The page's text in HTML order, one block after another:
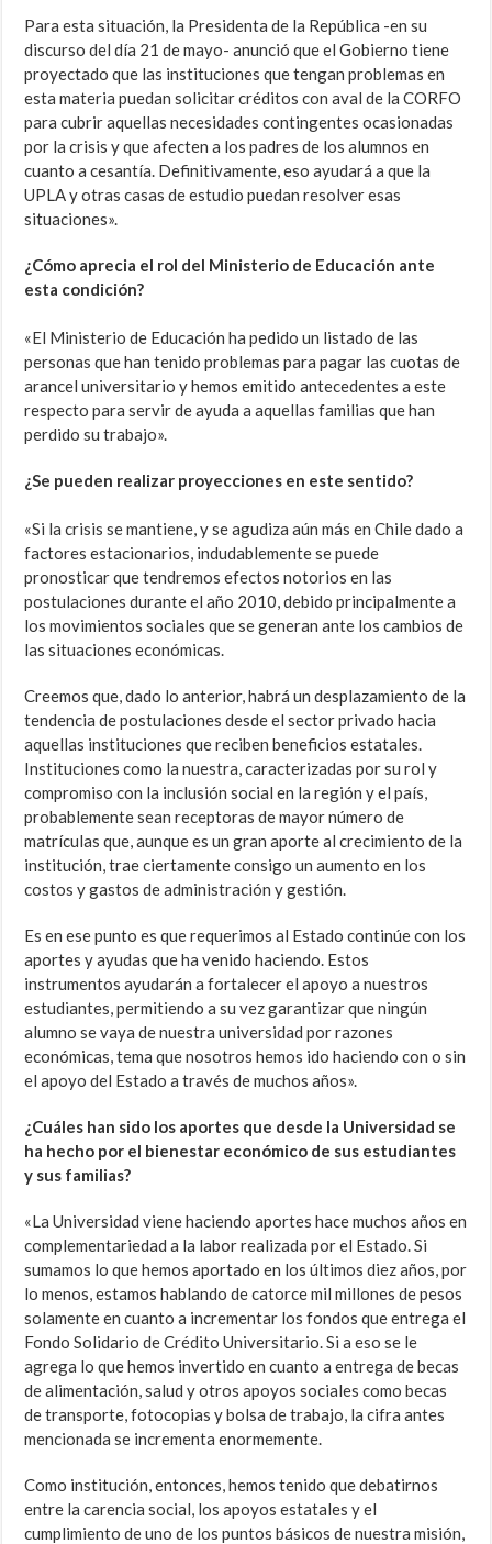
Para esta situación, la Presidenta de la República -en su
discurso del día 21 de mayo- anunció que el Gobierno tiene
proyectado que las instituciones que tengan problemas en
esta materia puedan solicitar créditos con aval de la CORFO
para cubrir aquellas necesidades contingentes ocasionadas
por la crisis y que afecten a los padres de los alumnos en
cuanto a cesantía. Definitivamente, eso ayudará a que la
UPLA y otras casas de estudio puedan resolver esas
situaciones».
¿Cómo aprecia el rol del Ministerio de Educación ante
esta condición?
«El Ministerio de Educación ha pedido un listado de las
personas que han tenido problemas para pagar las cuotas de
arancel universitario y hemos emitido antecedentes a este
respecto para servir de ayuda a aquellas familias que han
perdido su trabajo».
¿Se pueden realizar proyecciones en este sentido?
«Si la crisis se mantiene, y se agudiza aún más en Chile dado a
factores estacionarios, indudablemente se puede
pronosticar que tendremos efectos notorios en las
postulaciones durante el año 2010, debido principalmente a
los movimientos sociales que se generan ante los cambios de
las situaciones económicas.
Creemos que, dado lo anterior, habrá un desplazamiento de la
tendencia de postulaciones desde el sector privado hacia
aquellas instituciones que reciben beneficios estatales.
Instituciones como la nuestra, caracterizadas por su rol y
compromiso con la inclusión social en la región y el país,
probablemente sean receptoras de mayor número de
matrículas que, aunque es un gran aporte al crecimiento de la
institución, trae ciertamente consigo un aumento en los
costos y gastos de administración y gestión.
Es en ese punto es que requerimos al Estado continúe con los
aportes y ayudas que ha venido haciendo. Estos
instrumentos ayudarán a fortalecer el apoyo a nuestros
estudiantes, permitiendo a su vez garantizar que ningún
alumno se vaya de nuestra universidad por razones
económicas, tema que nosotros hemos ido haciendo con o sin
el apoyo del Estado a través de muchos años».
¿Cuáles han sido los aportes que desde la Universidad se
ha hecho por el bienestar económico de sus estudiantes
y sus familias?
«La Universidad viene haciendo aportes hace muchos años en
complementariedad a la labor realizada por el Estado. Si
sumamos lo que hemos aportado en los últimos diez años, por
lo menos, estamos hablando de catorce mil millones de pesos
solamente en cuanto a incrementar los fondos que entrega el
Fondo Solidario de Crédito Universitario. Si a eso se le
agrega lo que hemos invertido en cuanto a entrega de becas
de alimentación, salud y otros apoyos sociales como becas
de transporte, fotocopias y bolsa de trabajo, la cifra antes
mencionada se incrementa enormemente.
Como institución, entonces, hemos tenido que debatirnos
entre la carencia social, los apoyos estatales y el
cumplimiento de uno de los puntos básicos de nuestra misión,